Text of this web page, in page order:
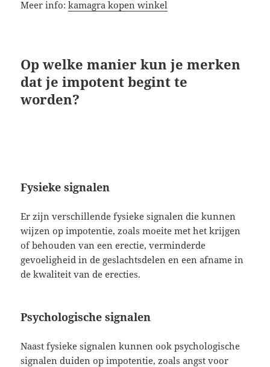
Meer info:kamagra kopen winkel
Op welke manier kun je merken
dat je impotent begint te
worden?
Fysieke signalen
Er zijn verschillende fysieke signalen die kunnen
wijzen op impotentie, zoals moeite met het krijgen
of behouden van een erectie, verminderde
gevoeligheid in de geslachtsdelen en een afname in
de kwaliteit van de erecties.
Psychologische signalen
Naast fysieke signalen kunnen ook psychologische
signalen duiden op impotentie, zoals angst voor